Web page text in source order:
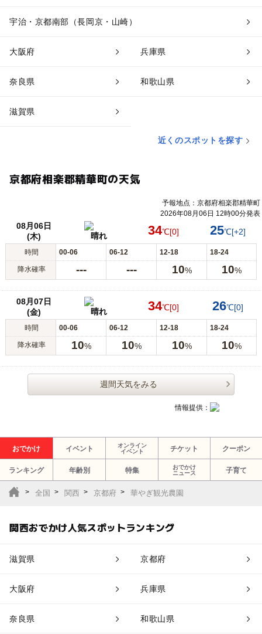
宇治・京都南部（長岡京・山崎）
大阪府 兵庫県
奈良県 和歌山県
滋賀県
近くのスポットを探す
京都府相楽郡精華町の天気
予報地点：京都府相楽郡精華町
2026年08月06日 12時00分発表
08月06日
(木)
晴れ 34℃[0] 25℃[+2]
時間 00-06 06-12 12-18 18-24
降水確率 --- --- 10% 10%
08月07日
(金)
晴れ 34℃[0] 26℃[0]
時間 00-06 06-12 12-18 18-24
降水確率 10% 10% 10% 10%
週間天気をみる
情報提供：
おでかけ イベント
オンライン
イベント
チケット クーポン
ランキング 年齢別 特集
おでかけ
ニュース
子育て
全国 関西 京都府 華やぎ観光農園
関西おでかけ人気スポットランキング
滋賀県 京都府
大阪府 兵庫県
奈良県 和歌山県